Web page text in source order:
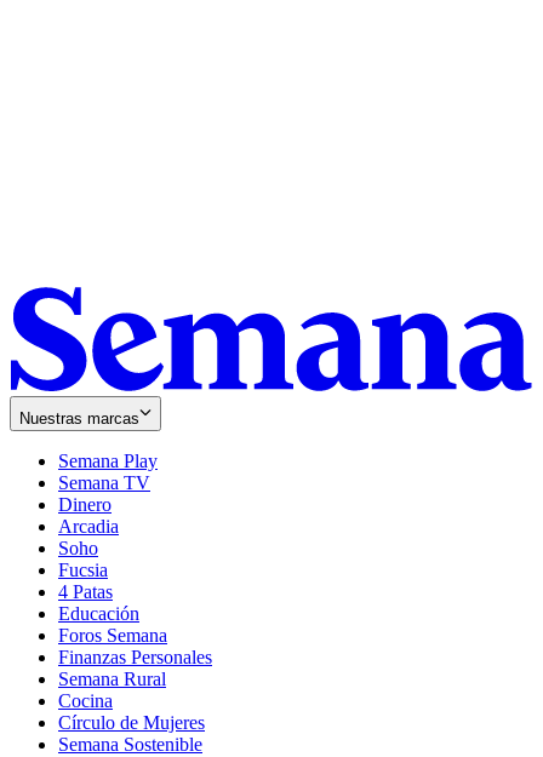
Nuestras marcas
Semana Play
Semana TV
Dinero
Arcadia
Soho
in
new
window
Fucsia
in
new
window
4 Patas
Educación
Foros Semana
Finanzas Personales
Semana Rural
Cocina
Círculo de Mujeres
Semana Sostenible